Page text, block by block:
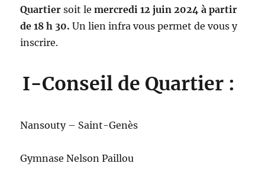
Quartier soit lemercredi 12 juin 2024 à partir
de 18 h 30. Un lien infra vous permet de vous y
inscrire.
I-Conseil de Quartier :
Nansouty – Saint-Genès
Gymnase Nelson Paillou